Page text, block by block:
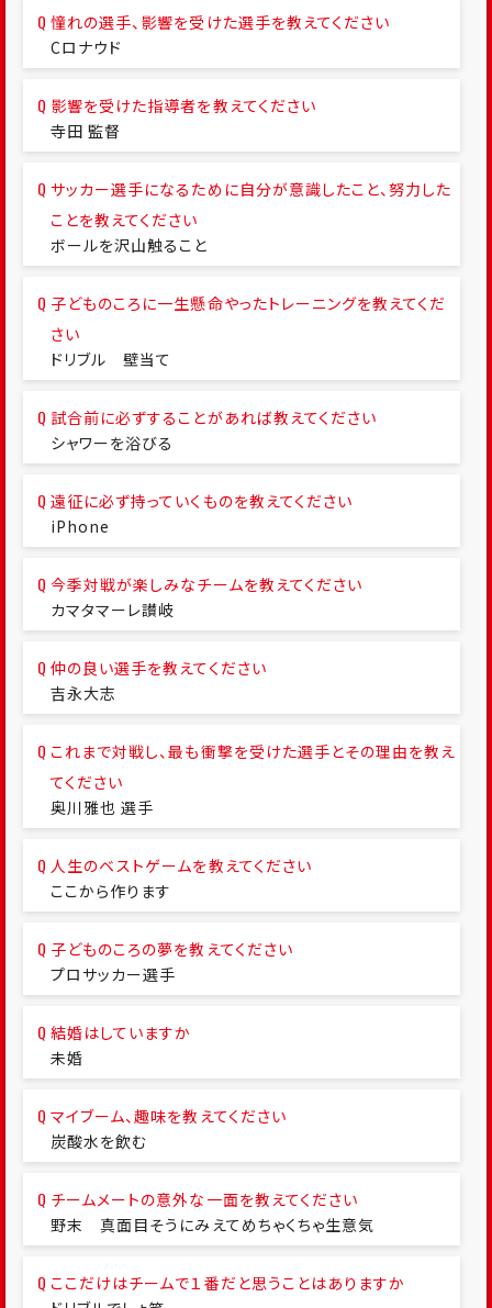
憧れの選手、影響を受けた選手を教えてください
Cロナウド
影響を受けた指導者を教えてください
寺田 監督
サッカー選手になるために自分が意識したこと、努力した
ことを教えてください
ボールを沢山触ること
子どものころに一生懸命やったトレーニングを教えてくだ
さい
ドリブル 壁当て
試合前に必ずすることがあれば教えてください
シャワーを浴びる
遠征に必ず持っていくものを教えてください
iPhone
今季対戦が楽しみなチームを教えてください
カマタマーレ讃岐
仲の良い選手を教えてください
吉永大志
これまで対戦し、最も衝撃を受けた選手とその理由を教え
てください
奥川雅也 選手
人生のベストゲームを教えてください
ここから作ります
子どものころの夢を教えてください
プロサッカー選手
結婚はしていますか
未婚
マイブーム、趣味を教えてください
炭酸水を飲む
チームメートの意外な一面を教えてください
野末 真面目そうにみえてめちゃくちゃ生意気
ここだけはチームで１番だと思うことはありますか